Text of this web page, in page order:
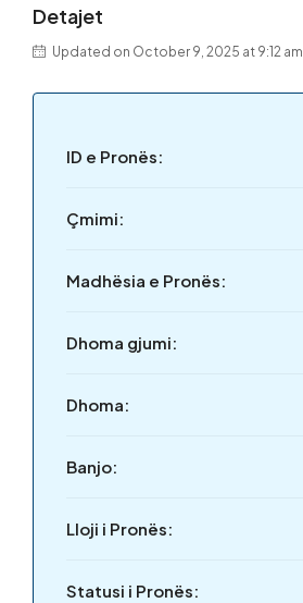
Detajet
Updated on October 9, 2025 at 9:12 am
ID e Pronës:
Çmimi:
Madhësia e Pronës:
Dhoma gjumi:
Dhoma:
Banjo:
Lloji i Pronës:
Statusi i Pronës: